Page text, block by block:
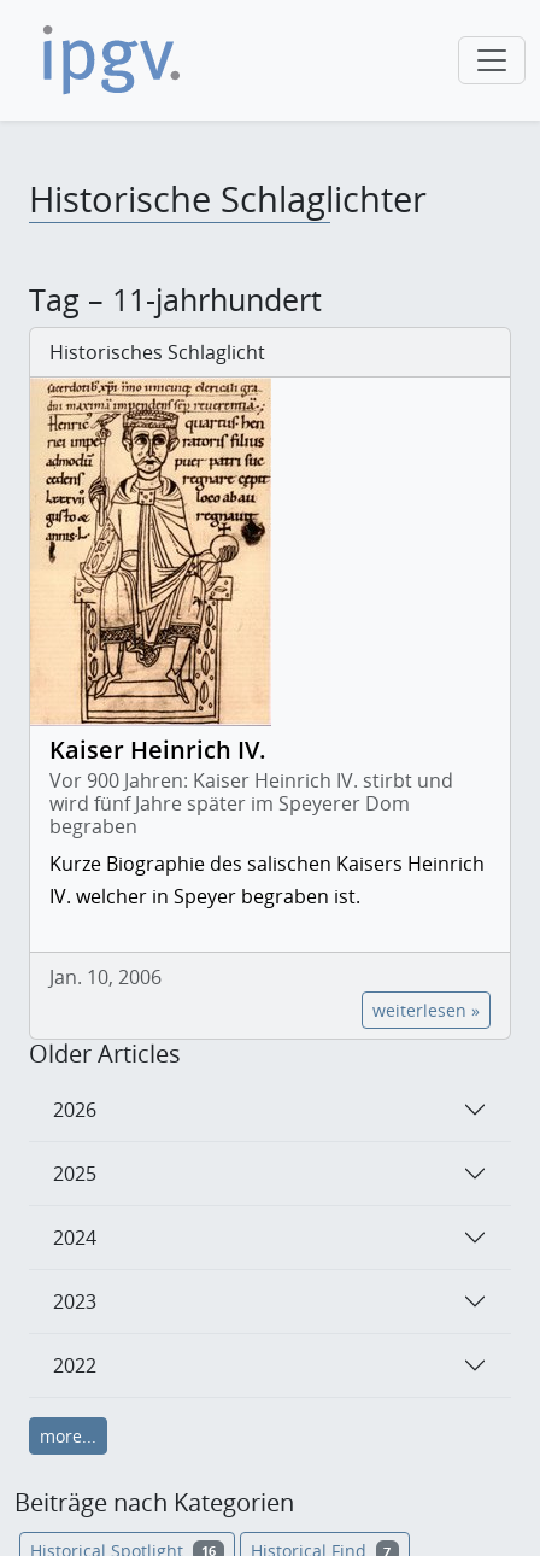
Historische Schlaglichter
Tag – 11-jahrhundert
Historisches Schlaglicht
Kaiser Heinrich IV.
Vor 900 Jahren: Kaiser Heinrich IV. stirbt und
wird fünf Jahre später im Speyerer Dom
begraben
Kurze Biographie des salischen Kaisers Heinrich
IV. welcher in Speyer begraben ist.
Jan. 10, 2006
weiterlesen »
Older Articles
2026
2025
2024
2023
2022
more...
Beiträge nach Kategorien
Historical Spotlight 16 Historical Find 7